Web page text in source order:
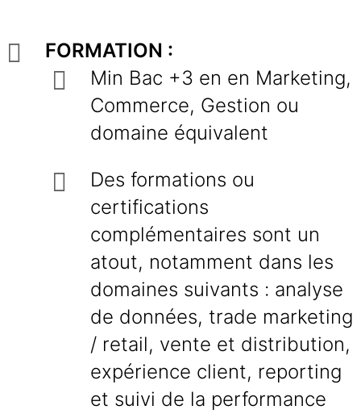
FORMATION :
Min Bac +3 en en Marketing,
Commerce, Gestion ou
domaine équivalent
Des formations ou
certifications
complémentaires sont un
atout, notamment dans les
domaines suivants : analyse
de données, trade marketing
/ retail, vente et distribution,
expérience client, reporting
et suivi de la performance